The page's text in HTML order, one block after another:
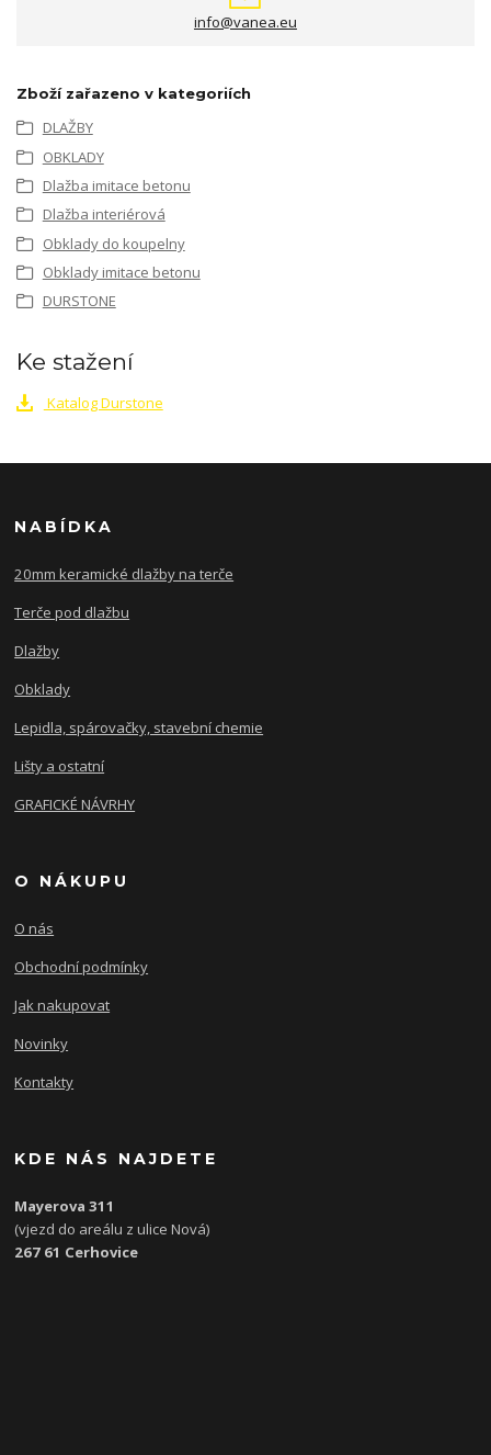
info@vanea.eu
Zboží zařazeno v kategoriích
DLAŽBY
OBKLADY
Dlažba imitace betonu
Dlažba interiérová
Obklady do koupelny
Obklady imitace betonu
DURSTONE
Ke stažení
Katalog Durstone
NABÍDKA
20mm keramické dlažby na terče
Terče pod dlažbu
Dlažby
Obklady
Lepidla, spárovačky, stavební chemie
Lišty a ostatní
GRAFICKÉ NÁVRHY
O NÁKUPU
O nás
Obchodní podmínky
Jak nakupovat
Novinky
Kontakty
KDE NÁS NAJDETE
Mayerova 311
(vjezd do areálu z ulice Nová)
267 61 Cerhovice